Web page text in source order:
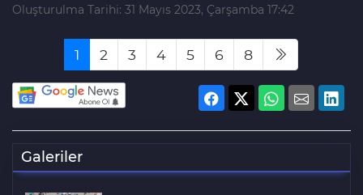
Oluşturulma Tarihi: 31 Mayıs 2023, Çarşamba 17:42
1 2 3 4 5 6 8
Galeriler